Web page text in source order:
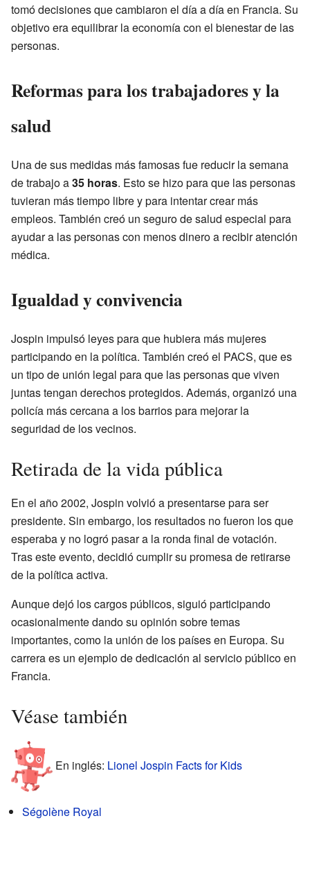
tomó decisiones que cambiaron el día a día en Francia. Su
objetivo era equilibrar la economía con el bienestar de las
personas.
Reformas para los trabajadores y la
salud
Una de sus medidas más famosas fue reducir la semana
de trabajo a35 horas. Esto se hizo para que las personas
tuvieran más tiempo libre y para intentar crear más
empleos. También creó un seguro de salud especial para
ayudar a las personas con menos dinero a recibir atención
médica.
Igualdad y convivencia
Jospin impulsó leyes para que hubiera más mujeres
participando en la política. También creó el PACS, que es
un tipo de unión legal para que las personas que viven
juntas tengan derechos protegidos. Además, organizó una
policía más cercana a los barrios para mejorar la
seguridad de los vecinos.
Retirada de la vida pública
En el año 2002, Jospin volvió a presentarse para ser
presidente. Sin embargo, los resultados no fueron los que
esperaba y no logró pasar a la ronda final de votación.
Tras este evento, decidió cumplir su promesa de retirarse
de la política activa.
Aunque dejó los cargos públicos, siguió participando
ocasionalmente dando su opinión sobre temas
importantes, como la unión de los países en Europa. Su
carrera es un ejemplo de dedicación al servicio público en
Francia.
Véase también
En inglés: Lionel Jospin Facts for Kids
Ségolène Royal